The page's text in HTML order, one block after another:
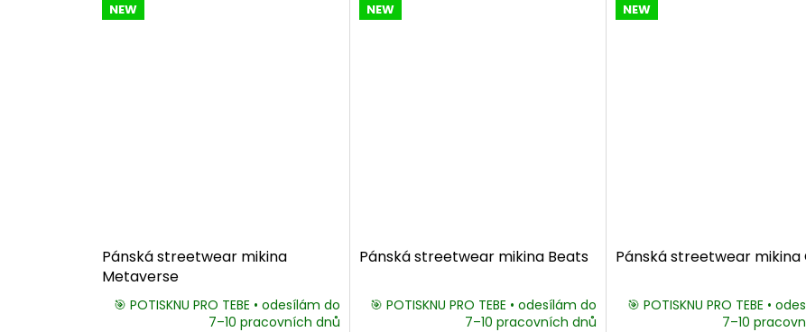
NEW
Pánská streetwear mikina
Metaverse
🎯 POTISKNU PRO TEBE • odesílám do
7–10 pracovních dnů
NEW
Pánská streetwear mikina Beats
🎯 POTISKNU PRO TEBE • odesílám do
7–10 pracovních dnů
NEW
Pánská streetwear mikina
🎯 POTISKNU PRO TEBE •
7–10